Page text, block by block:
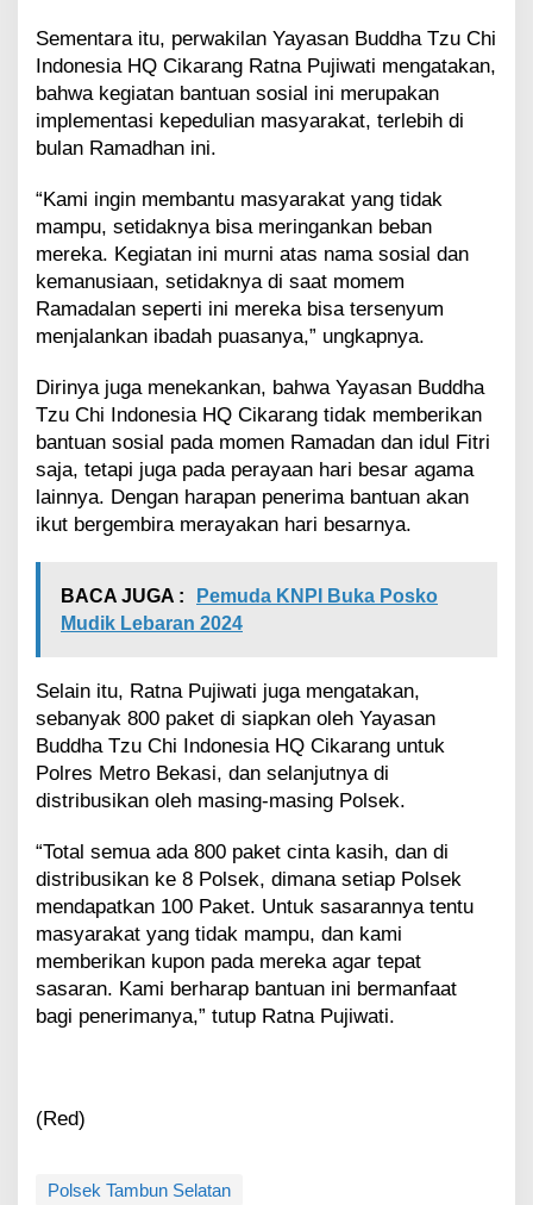
Sementara itu, perwakilan Yayasan Buddha Tzu Chi
Indonesia HQ Cikarang Ratna Pujiwati mengatakan,
bahwa kegiatan bantuan sosial ini merupakan
implementasi kepedulian masyarakat, terlebih di
bulan Ramadhan ini.
“Kami ingin membantu masyarakat yang tidak
mampu, setidaknya bisa meringankan beban
mereka. Kegiatan ini murni atas nama sosial dan
kemanusiaan, setidaknya di saat momem
Ramadalan seperti ini mereka bisa tersenyum
menjalankan ibadah puasanya,” ungkapnya.
Dirinya juga menekankan, bahwa Yayasan Buddha
Tzu Chi Indonesia HQ Cikarang tidak memberikan
bantuan sosial pada momen Ramadan dan idul Fitri
saja, tetapi juga pada perayaan hari besar agama
lainnya. Dengan harapan penerima bantuan akan
ikut bergembira merayakan hari besarnya.
BACA JUGA :
Pemuda KNPI Buka Posko
Mudik Lebaran 2024
Selain itu, Ratna Pujiwati juga mengatakan,
sebanyak 800 paket di siapkan oleh Yayasan
Buddha Tzu Chi Indonesia HQ Cikarang untuk
Polres Metro Bekasi, dan selanjutnya di
distribusikan oleh masing-masing Polsek.
“Total semua ada 800 paket cinta kasih, dan di
distribusikan ke 8 Polsek, dimana setiap Polsek
mendapatkan 100 Paket. Untuk sasarannya tentu
masyarakat yang tidak mampu, dan kami
memberikan kupon pada mereka agar tepat
sasaran. Kami berharap bantuan ini bermanfaat
bagi penerimanya,” tutup Ratna Pujiwati.
(Red)
Polsek Tambun Selatan